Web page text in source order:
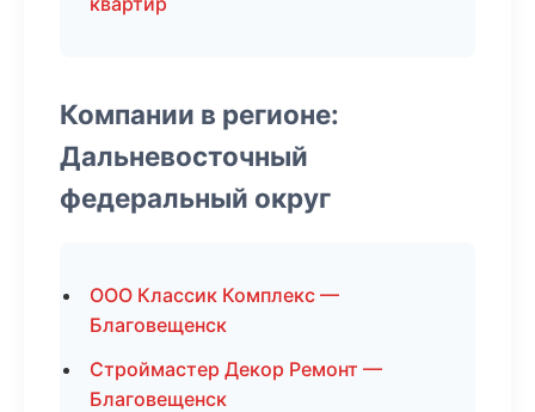
Компании в регионе:
Дальневосточный
федеральный округ
ООО Классик Комплекс —
Благовещенск
Строймастер Декор Ремонт —
Благовещенск